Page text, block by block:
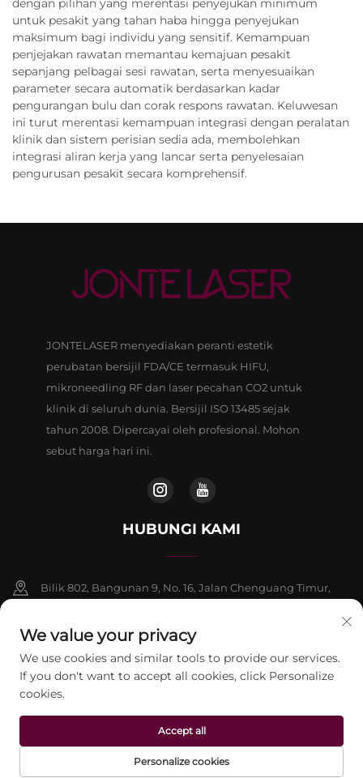
dengan pilihan yang merentasi penyejukan minimum
untuk pesakit yang tahan haba hingga penyejukan
maksimum bagi individu yang sensitif. Kemampuan
penjejakan rawatan memantau kemajuan pesakit
sepanjang pelbagai sesi rawatan, serta menyesuaikan
parameter secara automatik berdasarkan kadar
pengurangan bulu dan corak respons rawatan. Keluwesan
ini turut merentasi kemampuan integrasi dengan peralatan
klinik dan sistem perisian sedia ada, membolehkan
integrasi aliran kerja yang lancar serta penyelesaian
pengurusan pesakit secara komprehensif.
JONTELASER menyediakan peranti estetik
perubatan bersijil FDA/CE termasuk HIFU,
mikroneedling RF dan laser pecahan CO2 untuk
klinik di seluruh dunia. Bersijil ISO 13485 sejak
tahun 2008. Dipercayai oleh profesional. Mohon
sebut harga hari ini.
HUBUNGI KAMI
Bilik 802, Bangunan 9, No. 16, Jalan Chenguang Timur,
+86-13911459627
[email protected]
Hak Cipta © 2026 Beijing Jontelaser Technology CO., LTD. Hak cipta
terpelihara. Dasar Privasi
We value your privacy
We use cookies and similar tools to provide our services.
If you don't want to accept all cookies, click Personalize
cookies.
Personalize cookies
Accept all